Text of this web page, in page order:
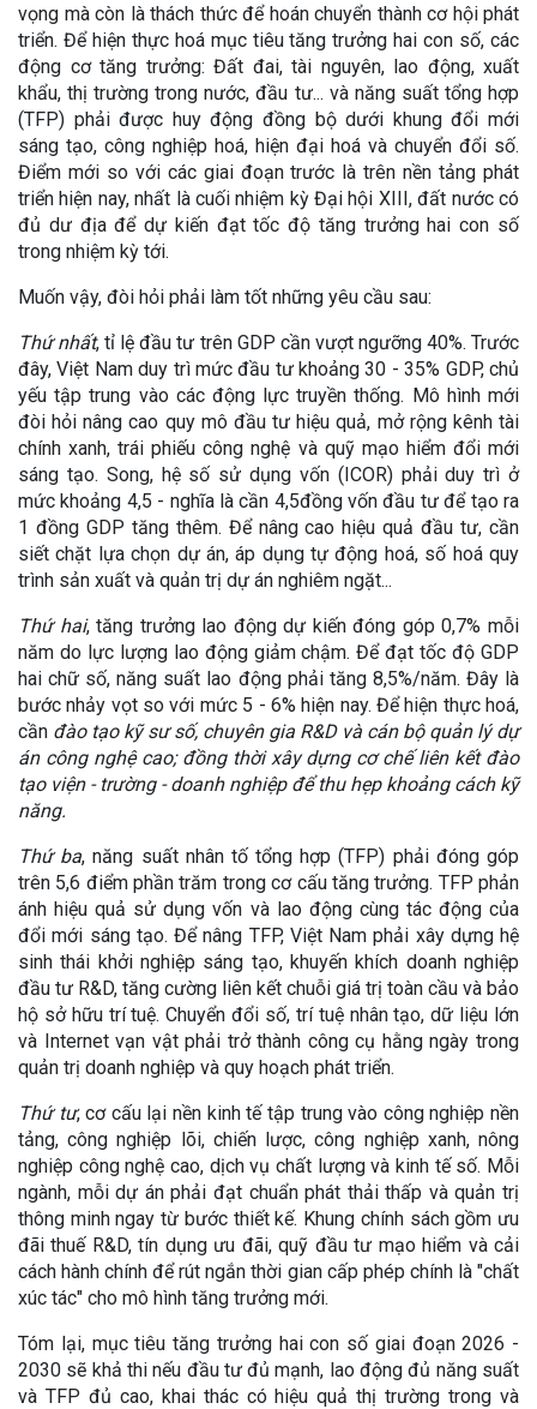
vọng mà còn là thách thức để hoán chuyển thành cơ hội phát
triển. Để hiện thực hoá mục tiêu tăng trưởng hai con số, các
động cơ tăng trưởng: Đất đai, tài nguyên, lao động, xuất
khẩu, thị trường trong nước, đầu tư... và năng suất tổng hợp
(TFP) phải được huy động đồng bộ dưới khung đổi mới
sáng tạo, công nghiệp hoá, hiện đại hoá và chuyển đổi số.
Điểm mới so với các giai đoạn trước là trên nền tảng phát
triển hiện nay, nhất là cuối nhiệm kỳ Đại hội XIII, đất nước có
đủ dư địa để dự kiến đạt tốc độ tăng trưởng hai con số
trong nhiệm kỳ tới.
Muốn vậy, đòi hỏi phải làm tốt những yêu cầu sau:
Thứ nhất, tỉ lệ đầu tư trên GDP cần vượt ngưỡng 40%. Trước
đây, Việt Nam duy trì mức đầu tư khoảng 30 - 35% GDP, chủ
yếu tập trung vào các động lực truyền thống. Mô hình mới
đòi hỏi nâng cao quy mô đầu tư hiệu quả, mở rộng kênh tài
chính xanh, trái phiếu công nghệ và quỹ mạo hiểm đổi mới
sáng tạo. Song, hệ số sử dụng vốn (ICOR) phải duy trì ở
mức khoảng 4,5 - nghĩa là cần 4,5đồng vốn đầu tư để tạo ra
1 đồng GDP tăng thêm. Để nâng cao hiệu quả đầu tư, cần
siết chặt lựa chọn dự án, áp dụng tự động hoá, số hoá quy
trình sản xuất và quản trị dự án nghiêm ngặt...
Thứ hai, tăng trưởng lao động dự kiến đóng góp 0,7% mỗi
năm do lực lượng lao động giảm chậm. Để đạt tốc độ GDP
hai chữ số, năng suất lao động phải tăng 8,5%/năm. Đây là
bước nhảy vọt so với mức 5 - 6% hiện nay. Để hiện thực hoá,
cần đào tạo kỹ sư số, chuyên gia R&D và cán bộ quản lý dự
án công nghệ cao; đồng thời xây dựng cơ chế liên kết đào
tạo viện - trường - doanh nghiệp để thu hẹp khoảng cách kỹ
năng.
Thứ ba, năng suất nhân tố tổng hợp (TFP) phải đóng góp
trên 5,6 điểm phần trăm trong cơ cấu tăng trưởng. TFP phản
ánh hiệu quả sử dụng vốn và lao động cùng tác động của
đổi mới sáng tạo. Để nâng TFP, Việt Nam phải xây dựng hệ
sinh thái khởi nghiệp sáng tạo, khuyến khích doanh nghiệp
đầu tư R&D, tăng cường liên kết chuỗi giá trị toàn cầu và bảo
hộ sở hữu trí tuệ. Chuyển đổi số, trí tuệ nhân tạo, dữ liệu lớn
và Internet vạn vật phải trở thành công cụ hằng ngày trong
quản trị doanh nghiệp và quy hoạch phát triển.
Thứ tư, cơ cấu lại nền kinh tế tập trung vào công nghiệp nền
tảng, công nghiệp lõi, chiến lược, công nghiệp xanh, nông
nghiệp công nghệ cao, dịch vụ chất lượng và kinh tế số. Mỗi
ngành, mỗi dự án phải đạt chuẩn phát thải thấp và quản trị
thông minh ngay từ bước thiết kế. Khung chính sách gồm ưu
đãi thuế R&D, tín dụng ưu đãi, quỹ đầu tư mạo hiểm và cải
cách hành chính để rút ngắn thời gian cấp phép chính là "chất
xúc tác" cho mô hình tăng trưởng mới.
Tóm lại, mục tiêu tăng trưởng hai con số giai đoạn 2026 -
2030 sẽ khả thi nếu đầu tư đủ mạnh, lao động đủ năng suất
và TFP đủ cao, khai thác có hiệu quả thị trường trong và